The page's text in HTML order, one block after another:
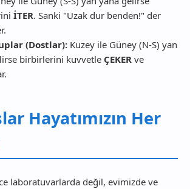
İTER. Sanki "Uzak dur benden!" der
(Dostlar): Kuzey ile Güney (N-S) yan
birbirlerini kuvvetle ÇEKER ve
Hayatımızın Her
laboratuvarlarda değil, evimizde ve